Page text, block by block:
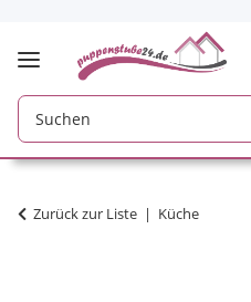
Zurück zur Liste Küche